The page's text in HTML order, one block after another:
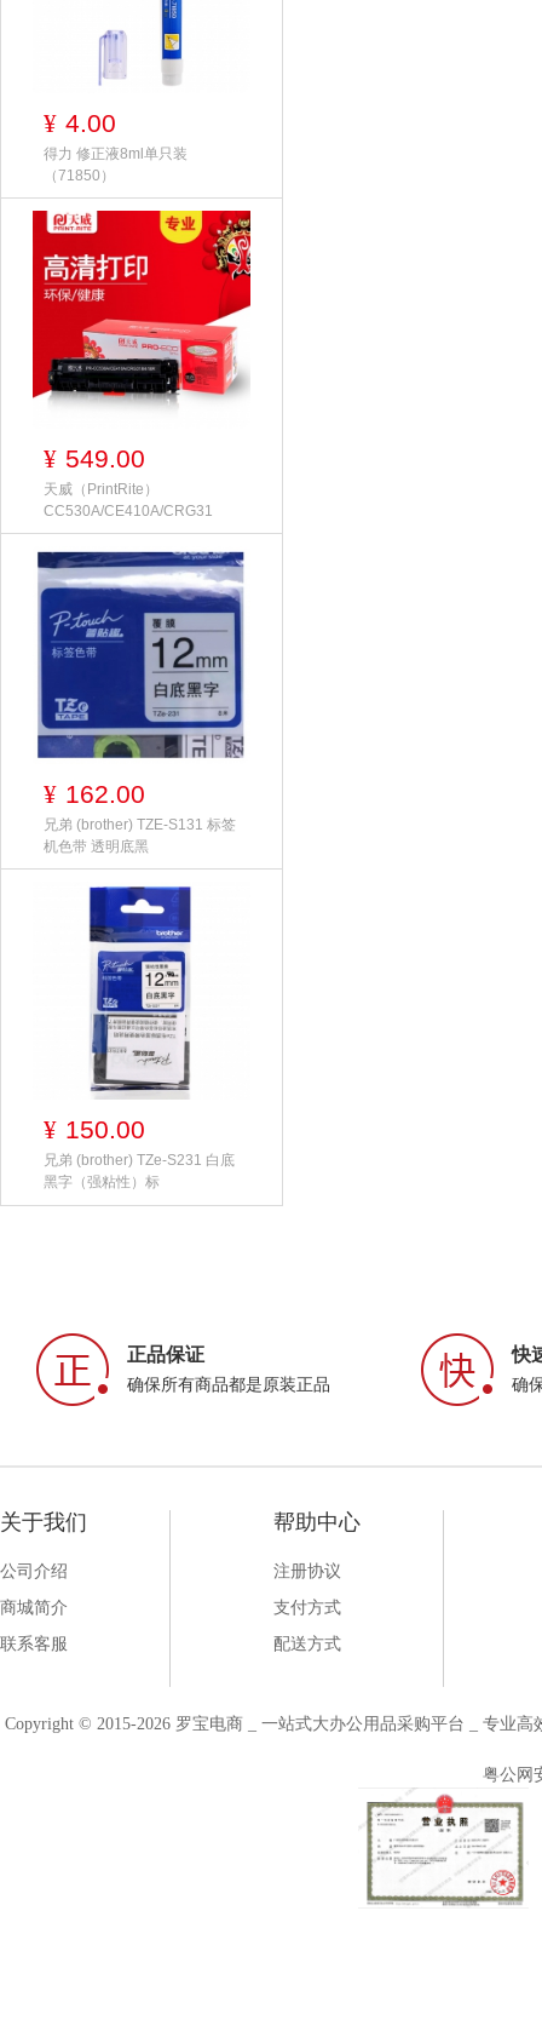
¥ 4.00
得力 修正液8ml单只装
（71850）
¥ 549.00
天威（PrintRite）
CC530A/CE410A/CRG31
¥ 162.00
兄弟 (brother) TZE-S131 标签
机色带 透明底黑
¥ 150.00
兄弟 (brother) TZe-S231 白底
黑字（强粘性）标
正品保证
确保所有商品都是原装正品
快
确
关于我们
公司介绍
商城简介
联系客服
帮助中心
注册协议
支付方式
配送方式
Copyright © 2015-2026 罗宝电商 _ 一站式大办公用品采购平台 _ 专业
粤公网